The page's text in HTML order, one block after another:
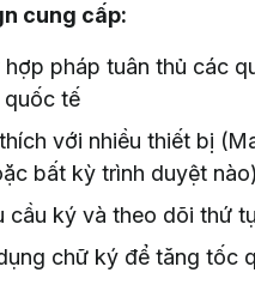
cung cấp:
hợp pháp tuân thủ các
tế
với nhiều thiết bị
bất kỳ trình duyệt nào)
cầu ký và theo dõi thứ
chữ ký để tăng tốc